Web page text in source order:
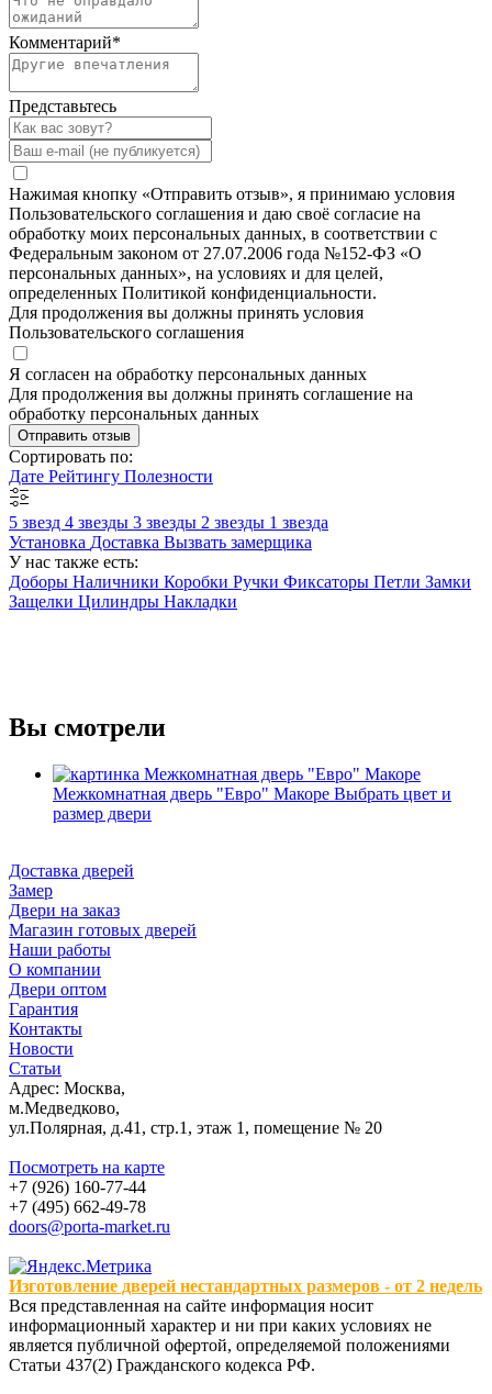
Комментарий*
Представьтесь
Нажимая кнопку «Отправить отзыв», я принимаю условия
Пользовательского соглашения и даю своё согласие на
обработку моих персональных данных, в соответствии с
Федеральным законом от 27.07.2006 года №152-ФЗ «О
персональных данных», на условиях и для целей,
определенных Политикой конфиденциальности.
Для продолжения вы должны принять условия
Пользовательского соглашения
Я согласен на обработку персональных данных
Для продолжения вы должны принять соглашение на
обработку персональных данных
Отправить отзыв
Сортировать по:
Дате Рейтингу Полезности
5 звезд 4 звезды 3 звезды 2 звезды 1 звезда
Установка Доставка Вызвать замерщика
У нас также есть:
Доборы Наличники Коробки Ручки Фиксаторы Петли Замки
Защелки Цилиндры Накладки
Вы смотрели
Межкомнатная дверь "Евро" Макоре Выбрать цвет и
размер двери
Доставка дверей
Замер
Двери на заказ
Магазин готовых дверей
Наши работы
О компании
Двери оптом
Гарантия
Контакты
Новости
Статьи
Адрес: Москва,
м.Медведково,
ул.Полярная, д.41, стр.1, этаж 1, помещение № 20
Посмотреть на карте
+7 (926) 160-77-44
+7 (495) 662-49-78
doors@porta-market.ru
Изготовление дверей нестандартных размеров - от 2 недель
Вся представленная на сайте информация носит
информационный характер и ни при каких условиях не
является публичной офертой, определяемой положениями
Статьи 437(2) Гражданского кодекса РФ.